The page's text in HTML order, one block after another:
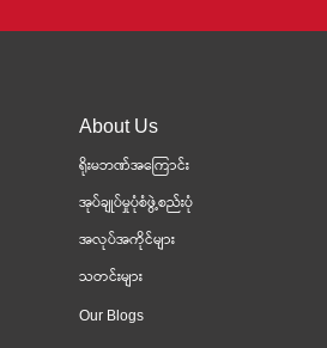
About Us
ရိုးမဘဏ်အကြောင်း
အုပ်ချုပ်မှုပုံစံဖွဲ့စည်းပုံ
အလုပ်အကိုင်များ
သတင်းများ
Our Blogs